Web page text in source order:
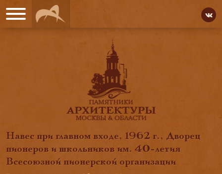
Навес при главном входе, 1962 г., Дворец
пионеров и школьников им. 40-летия
Всесоюзной пионерской организации